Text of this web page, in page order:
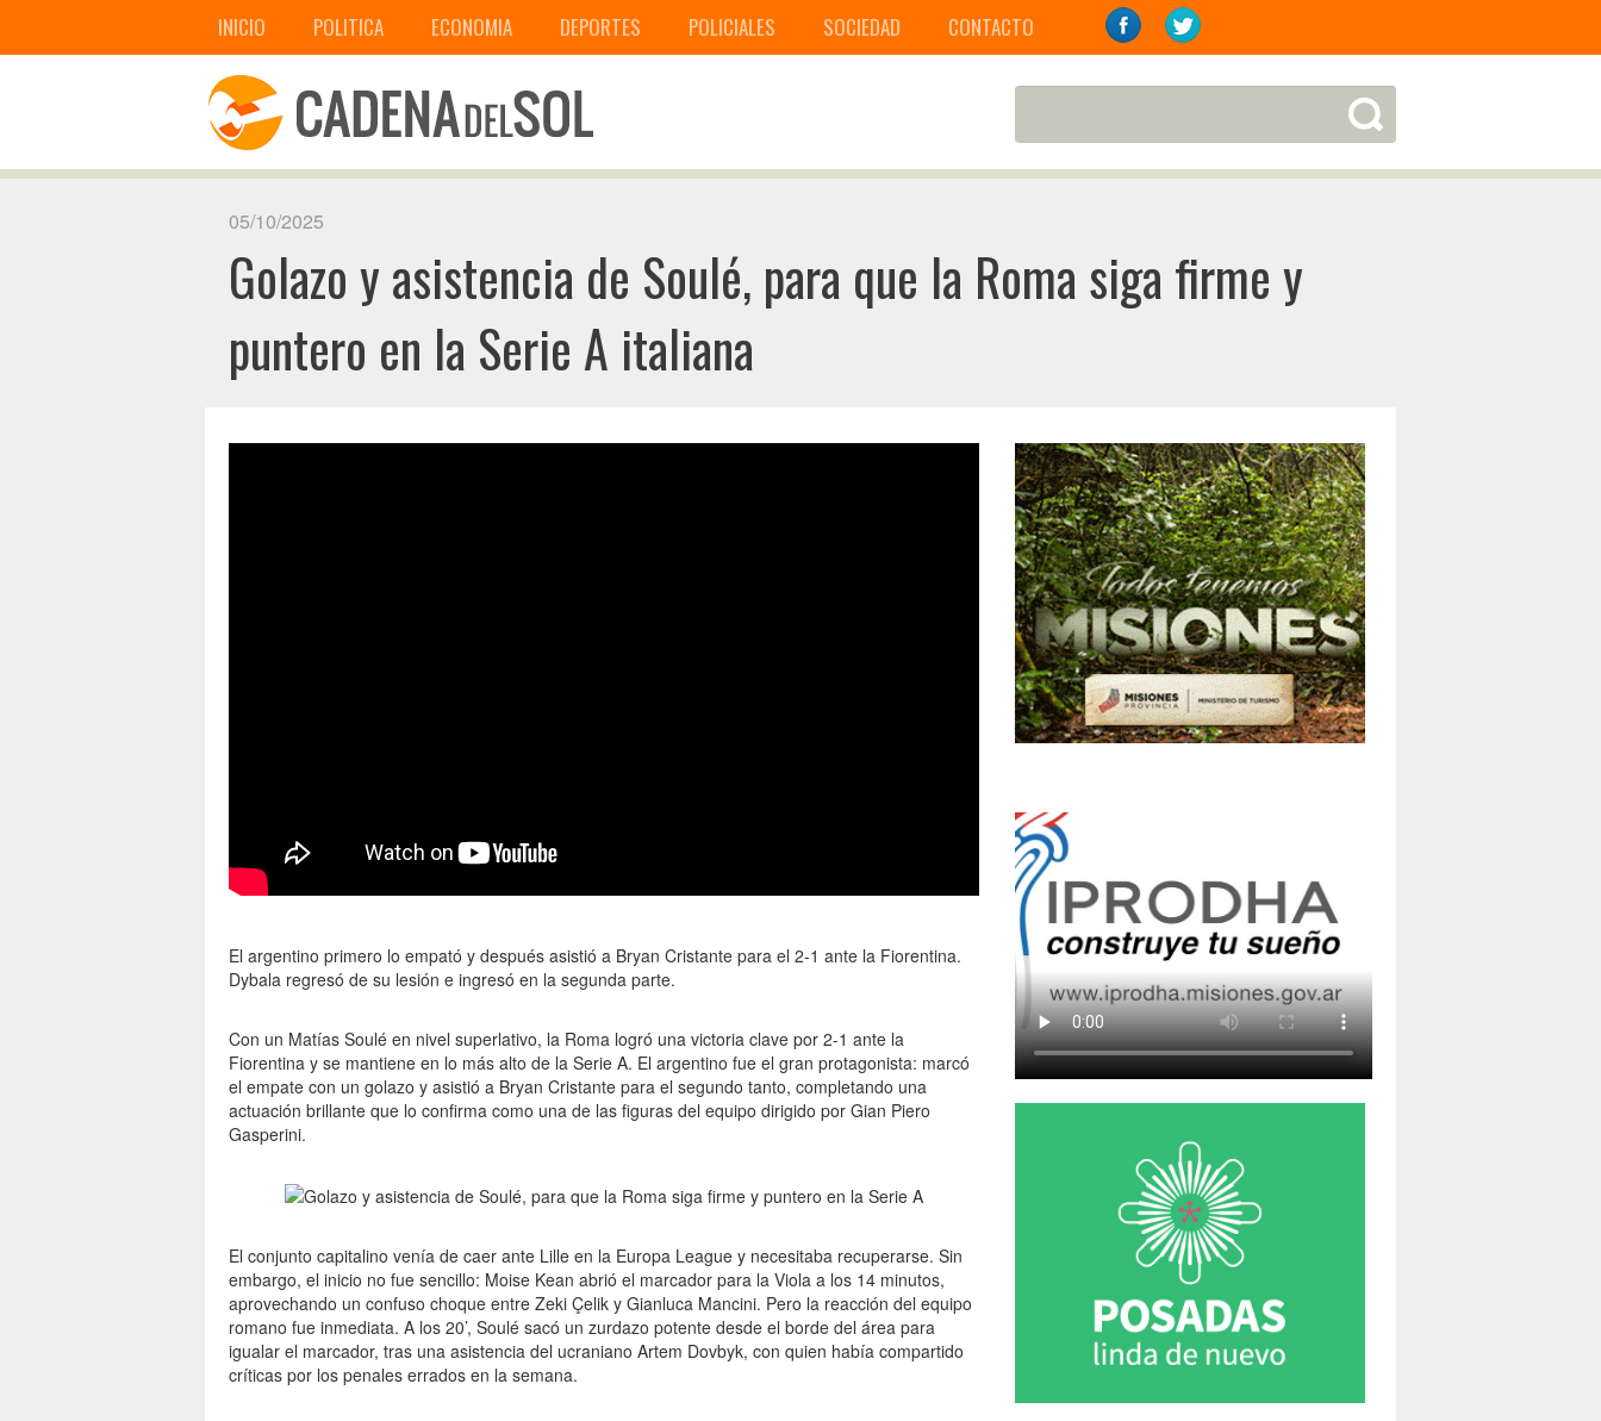
INICIO POLITICA ECONOMIA DEPORTES POLICIALES SOCIEDAD CONTACTO
05/10/2025
Golazo y asistencia de Soulé, para que la Roma siga firme y
puntero en la Serie A italiana
El argentino primero lo empató y después asistió a Bryan Cristante para el 2-1 ante la Fiorentina.
Dybala regresó de su lesión e ingresó en la segunda parte.
Con un Matías Soulé en nivel superlativo, la Roma logró una victoria clave por 2-1 ante la
Fiorentina y se mantiene en lo más alto de la Serie A. El argentino fue el gran protagonista: marcó
el empate con un golazo y asistió a Bryan Cristante para el segundo tanto, completando una
actuación brillante que lo confirma como una de las figuras del equipo dirigido por Gian Piero
Gasperini.
El conjunto capitalino venía de caer ante Lille en la Europa League y necesitaba recuperarse. Sin
embargo, el inicio no fue sencillo: Moise Kean abrió el marcador para la Viola a los 14 minutos,
aprovechando un confuso choque entre Zeki Çelik y Gianluca Mancini. Pero la reacción del equipo
romano fue inmediata. A los 20’, Soulé sacó un zurdazo potente desde el borde del área para
igualar el marcador, tras una asistencia del ucraniano Artem Dovbyk, con quien había compartido
críticas por los penales errados en la semana.